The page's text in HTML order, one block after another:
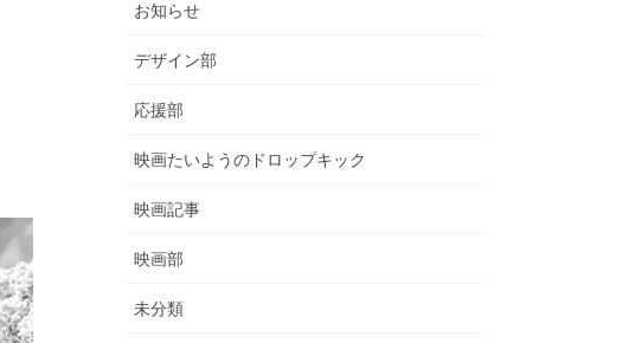
お知らせ
デザイン部
応援部
映画たいようのドロップキック
映画記事
映画部
未分類